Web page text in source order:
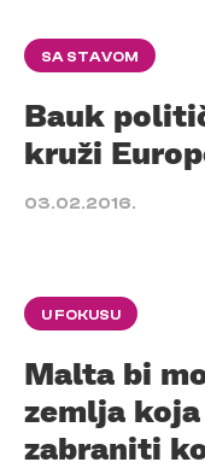
SA STAVOM
Bauk
kruži
03.02.2016.
U FOKUSU
Malta bi
zemlja
zabraniti